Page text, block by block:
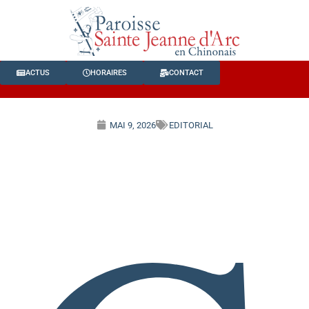
ACTUS HORAIRES CONTACT
MAI 9, 2026 EDITORIAL